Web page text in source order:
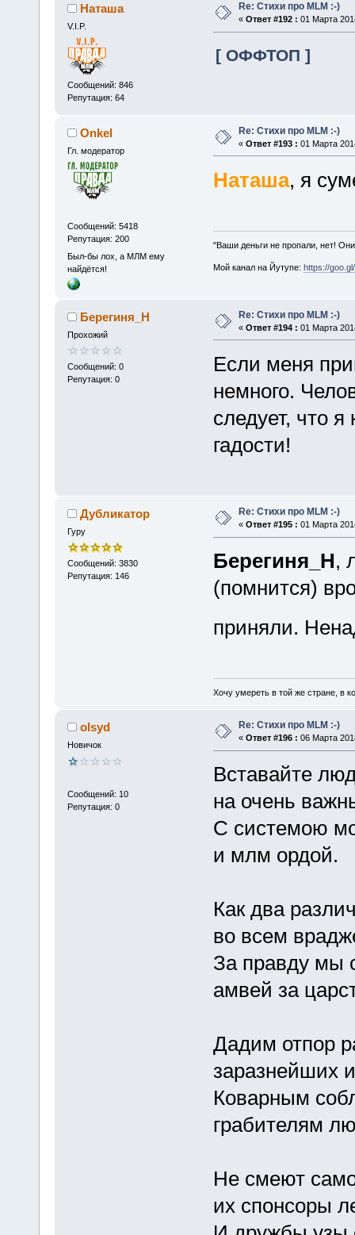
Наташа
V.I.P.
Сообщений: 846
Репутация: 64
Re: Стихи про MLM :-)
« Ответ #192 : 01 Марта
[ ОФФТОП ]
Onkel
Гл. модератор
Сообщений: 5418
Репутация: 200
Был-бы лох, а МЛМ ему
найдётся!
Re: Стихи про MLM :-)
« Ответ #193 : 01 Марта
Наташа, я
"Ваши деньги не пропали, нет!
Мой канал на Йутупе: https://
Берегиня_Н
Прохожий
Сообщений: 0
Репутация: 0
Re: Стихи про MLM :-)
« Ответ #194 : 01 Марта
Если меня
немного.
следует, что я
гадости!
Дубликатор
Гуру
Сообщений: 3830
Репутация: 146
Re: Стихи про MLM :-)
« Ответ #195 : 01 Марта
Берегиня_Н,
(помнится)
приняли.
Хочу умереть в той же стране, в
olsyd
Новичок
Сообщений: 10
Репутация: 0
Re: Стихи про MLM :-)
« Ответ #196 : 06 Марта
Вставайте
на очень
С системою
и млм ордой.
Как два
во всем
За правду мы
амвей за
Дадим отпор
заразнейших
Коварным
грабителям
Не смеют
их спонсоры